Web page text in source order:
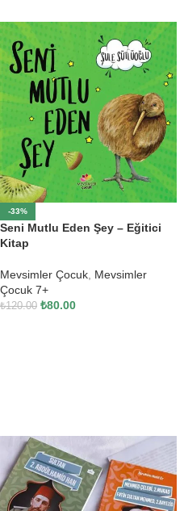
-33%
Seni Mutlu Eden Şey – Eğitici
Kitap
Mevsimler Çocuk Mevsimler
Çocuk 7+
₺120.00 ₺80.00